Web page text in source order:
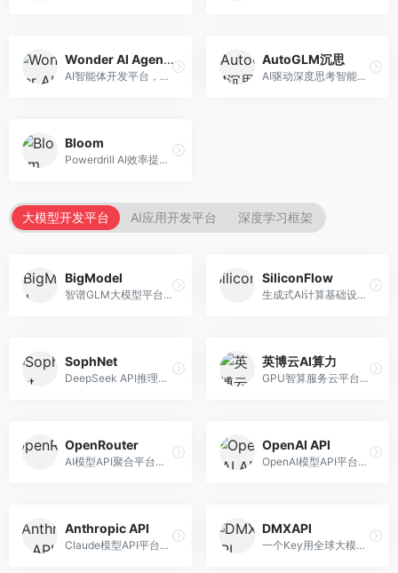
Wonder AI Agents
AI智能体开发平台，专注于低代码智能体创建。面向开发者，提供可视化开发、模板库、部署服务等功能，开发门槛低。
AutoGLM沉思
AI驱动深度思考智能体，专注于复杂推理任务。面向高级用户，提供深度分析、逻辑推理、决策支持等服务，推理能力强。
Bloom
Powerdrill AI效率提升平台，专注于企业智能化。面向企业用户，提供智能体创建、流程自动化、数据分析等服务，企业效率提升显著。
大模型开发平台 AI应用开发平台 深度学习框架
BigModel
智谱GLM大模型平台，提供API调用与模型服务。面向开发者和企业用户，提供GLM系列模型API、微调服务、应用开发工具等，开源生态完善。
SiliconFlow
生成式AI计算基础设施平台，专注于模型推理服务。面向开发者和企业，提供多模型API、高性能推理、成本优化等服务，推理性价比高。
SophNet
DeepSeek API推理平台，专注于DeepSeek模型服务。面向开发者，提供DeepSeek模型API、高性能推理、低成本服务，推理效率高。
英博云AI算力
GPU智算服务云平台，专注于AI算力租赁。面向AI研究者和企业，提供GPU租赁、模型训练、推理服务等，算力资源丰富。
OpenRouter
AI模型API聚合平台，整合多种主流大模型。面向开发者，提供统一API接口、模型对比、成本优化等服务，模型选择灵活。
OpenAI API
OpenAI模型API平台，提供GPT系列模型服务。面向开发者，提供模型API、微调服务、Assistants API等，是AI开发领域的基础设施。
Anthropic API
Claude模型API平台，专注于安全可靠的AI服务。面向开发者，提供Claude系列模型API、安全特性、企业级服务等，API质量高。
DMXAPI
一个Key用全球大模型的聚合平台。面向开发者，提供多模型统一API、简化接入、成本控制等服务，接入便捷。